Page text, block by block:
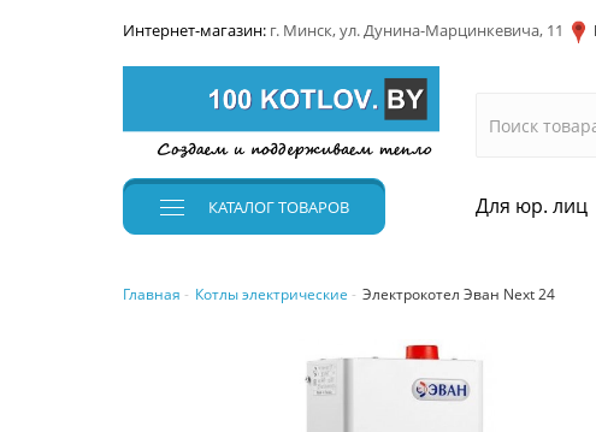
Интернет-магазин: г. Минск, ул. Дунина-Марцинкевича, 11
КАТАЛОГТОВАРОВ Для юр. лиц
Главная Котлы электрические Электрокотел Эван Next 24